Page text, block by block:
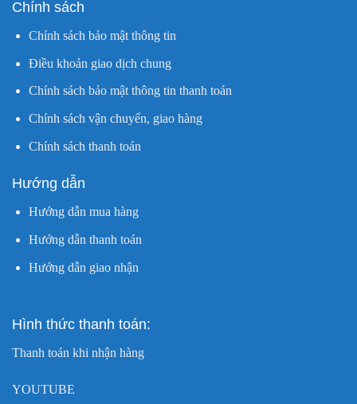
Chính sách
Chính sách bảo mật thông tin
Điều khoản giao dịch chung
Chính sách bảo mật thông tin thanh toán
Chính sách vận chuyển, giao hàng
Chính sách thanh toán
Hướng dẫn
Hướng dẫn mua hàng
Hướng dẫn thanh toán
Hướng dẫn giao nhận
Hình thức thanh toán:
Thanh toán khi nhận hàng
YOUTUBE